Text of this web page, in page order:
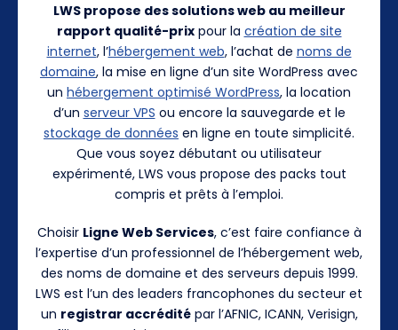
LWS propose des solutions web au meilleur
rapport qualité-prixpour la création de site
internet, l’hébergement web, l’achat de noms de
domaine, la mise en ligne d’un site WordPress avec
un hébergement optimisé WordPress, la location
d’un serveur VPS ou encore la sauvegarde et le
stockage de données en ligne en toute simplicité.
Que vous soyez débutant ou utilisateur
expérimenté, LWS vous propose des packs tout
compris et prêts à l’emploi.
Choisir Ligne Web Services, c’est faire confiance à
l’expertise d’un professionnel de l’hébergement web,
des noms de domaine et des serveurs depuis 1999.
LWS est l’un des leaders francophones du secteur et
un registrar accréditépar l’AFNIC, ICANN, Verisign,